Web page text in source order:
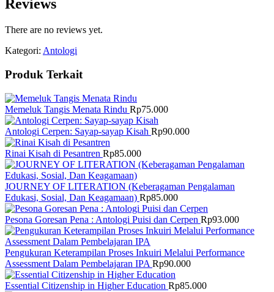
Reviews
There are no reviews yet.
Kategori: Antologi
Produk Terkait
Memeluk Tangis Menata Rindu Rp75.000
Antologi Cerpen: Sayap-sayap Kisah Rp90.000
Rinai Kisah di Pesantren Rp85.000
JOURNEY OF LITERATION (Keberagaman Pengalaman
Edukasi, Sosial, Dan Keagamaan) Rp85.000
Pesona Goresan Pena : Antologi Puisi dan Cerpen Rp93.000
Pengukuran Keterampilan Proses Inkuiri Melalui Performance
Assessment Dalam Pembelajaran IPA Rp90.000
Essential Citizenship in Higher Education Rp85.000